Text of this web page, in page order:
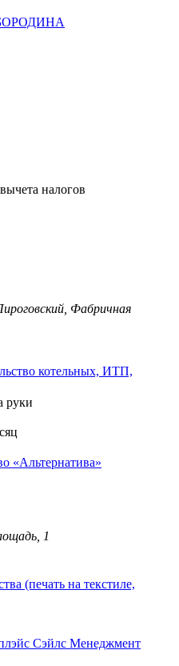
налогов
Фабричная
котельных, ИТП,
руки
«Альтернатива»
1
(печать на текстиле,
Сэйлс Менеджмент